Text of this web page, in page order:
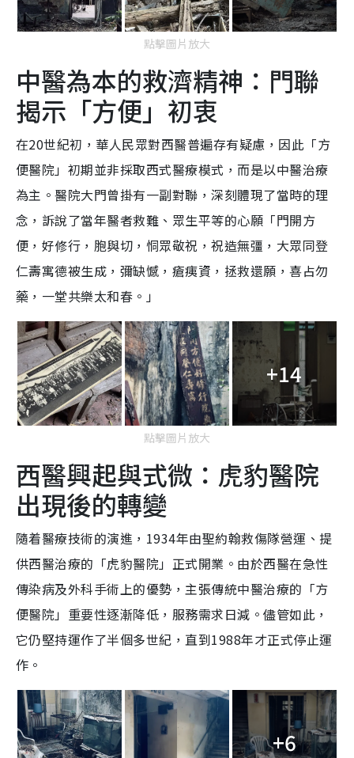
點擊圖片放大
中醫為本的救濟精神：門聯
揭示「方便」初衷
在20世紀初，華人民眾對西醫普遍存有疑慮，因此「方
便醫院」初期並非採取西式醫療模式，而是以中醫治療
為主。醫院大門曾掛有一副對聯，深刻體現了當時的理
念，訴說了當年醫者救難、眾生平等的心願「門開方
便，好修行，胞與切，恫眾敬祝，祝造無彊，大眾同登
仁壽寓德被生成，彌缺憾，瘡痍資，拯救還願，喜占勿
藥，一堂共樂太和春。」
+14
點擊圖片放大
西醫興起與式微：虎豹醫院
出現後的轉變
隨着醫療技術的演進，1934年由聖約翰救傷隊營運、提
供西醫治療的「虎豹醫院」正式開業。由於西醫在急性
傳染病及外科手術上的優勢，主張傳統中醫治療的「方
便醫院」重要性逐漸降低，服務需求日減。儘管如此，
它仍堅持運作了半個多世紀，直到1988年才正式停止運
作。
+6